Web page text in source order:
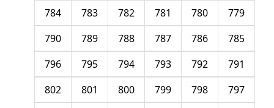
779
780
781
782
783
784
785
786
787
788
789
790
791
792
793
794
795
796
797
798
799
800
801
802